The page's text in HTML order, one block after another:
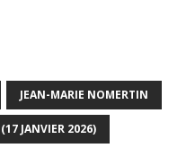
JEAN-MARIE NOMERTIN
JANVIER 2026)